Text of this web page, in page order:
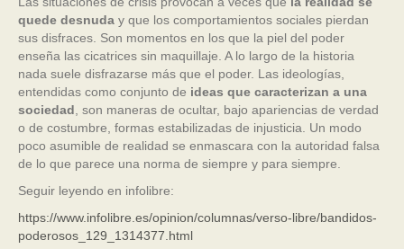
quede desnuda y que los comportamientos sociales pierdan
sus disfraces. Son momentos en los que la piel del poder
enseña las cicatrices sin maquillaje. A lo largo de la historia
nada suele disfrazarse más que el poder. Las ideologías,
entendidas como conjunto de ideas que caracterizan a una
sociedad , son maneras de ocultar, bajo apariencias de verdad
o de costumbre, formas estabilizadas de injusticia. Un modo
poco asumible de realidad se enmascara con la autoridad falsa
de lo que parece una norma de siempre y para siempre.
Seguir leyendo en infolibre:
https://www.infolibre.es/opinion/columnas/verso-libre/bandidos-
poderosos_129_1314377.html